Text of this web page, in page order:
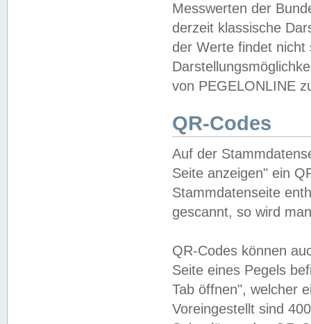
Messwerten der
derzeit klassische
der Werte findet
von PEGELONLINE
QR-Codes
Auf der
Seite anzeigen" ein
Stammdatenseite
gescannt, so wird
QR-Codes können
Seite eines Pegels
Tab öffnen", welcher
Voreingestellt sind